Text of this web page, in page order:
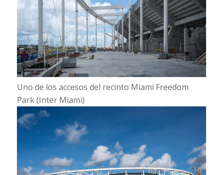
Uno de los accesos del recinto Miami Freedom
Park (Inter Miami)